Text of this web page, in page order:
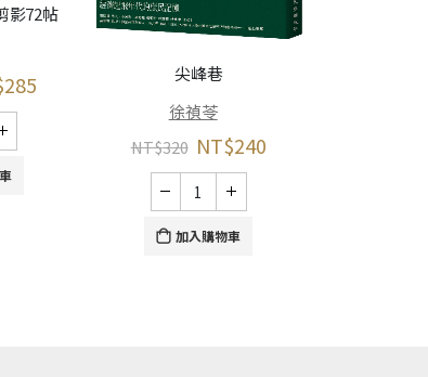
影72帖
285
尖峰巷
徐禎苓
NT$320 NT$240
加入購物車